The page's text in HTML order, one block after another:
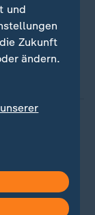
für
einem erhöhten
Einrichtungen
wieder die
und
Zukunft
ändern.